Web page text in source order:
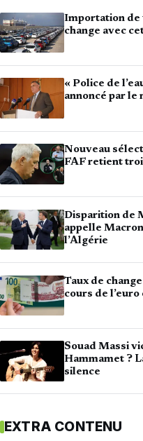
Importation de
change avec
« Police de
annoncé par le
Nouveau
FAF retient
Disparition de
appelle
l’Algérie
Taux de
cours de
Souad Massi
Hammamet ?
silence
EXTRA CONTENU